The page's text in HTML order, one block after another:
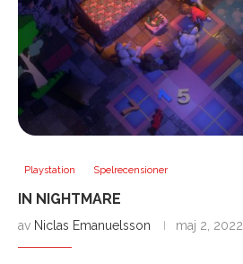
Playstation Spelrecensioner
IN NIGHTMARE
av Niclas Emanuelsson maj 2, 2022